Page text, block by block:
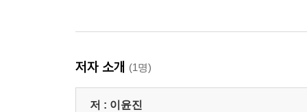
저자 소개 (1명)
저 : 이윤진